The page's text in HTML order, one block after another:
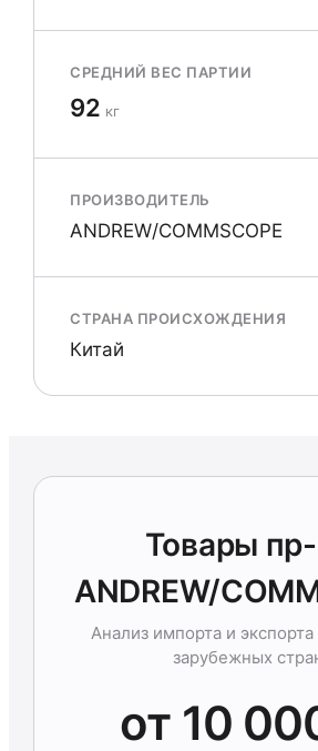
СРЕДНИЙ ВЕС ПАРТИИ
92 кг
ПРОИЗВОДИТЕЛЬ
ANDREW/COMMSCOPE
СТРАНА ПРОИСХОЖДЕНИЯ
Китай
Товары
ANDREW/
Анализ импорта и
зарубежных
от 10